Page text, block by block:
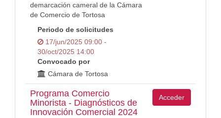
demarcación cameral de la Cámara
de Comercio de Tortosa
Periodo de solicitudes
17/jun/2025 09:00 -
30/oct/2025 14:00
Convocado por
Cámara de Tortosa
Programa Comercio
Minorista - Diagnósticos de
Innovación Comercial 2024
Acceder